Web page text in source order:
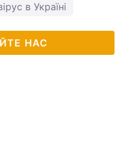
в Україні
НАС